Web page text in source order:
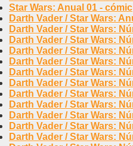
Star Wars: Anual 01 - cómic
Darth Vader / Star Wars:
Darth Vader / Star Wars:
Darth Vader / Star Wars:
Darth Vader / Star Wars:
Darth Vader / Star Wars:
Darth Vader / Star Wars:
Darth Vader / Star Wars:
Darth Vader / Star Wars:
Darth Vader / Star Wars:
Darth Vader / Star Wars:
Darth Vader / Star Wars:
Darth Vader / Star Wars: